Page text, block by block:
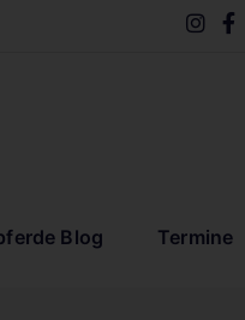
Blog Termine